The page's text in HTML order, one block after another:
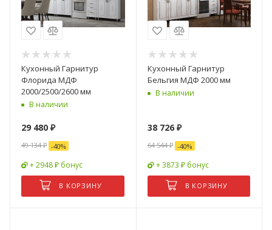
Кухонный Гарнитур
Флорида МДФ
2000/2500/2600 мм
В наличии
29 480 ₽
49 134₽ -40%
+ 2948 ₽ бонус
В КОРЗИНУ
Кухонный Гарнитур
Бельгия МДФ 2000 мм
В наличии
38 726₽
64 544₽ -40%
+ 3873 ₽ бонус
В КОРЗИНУ